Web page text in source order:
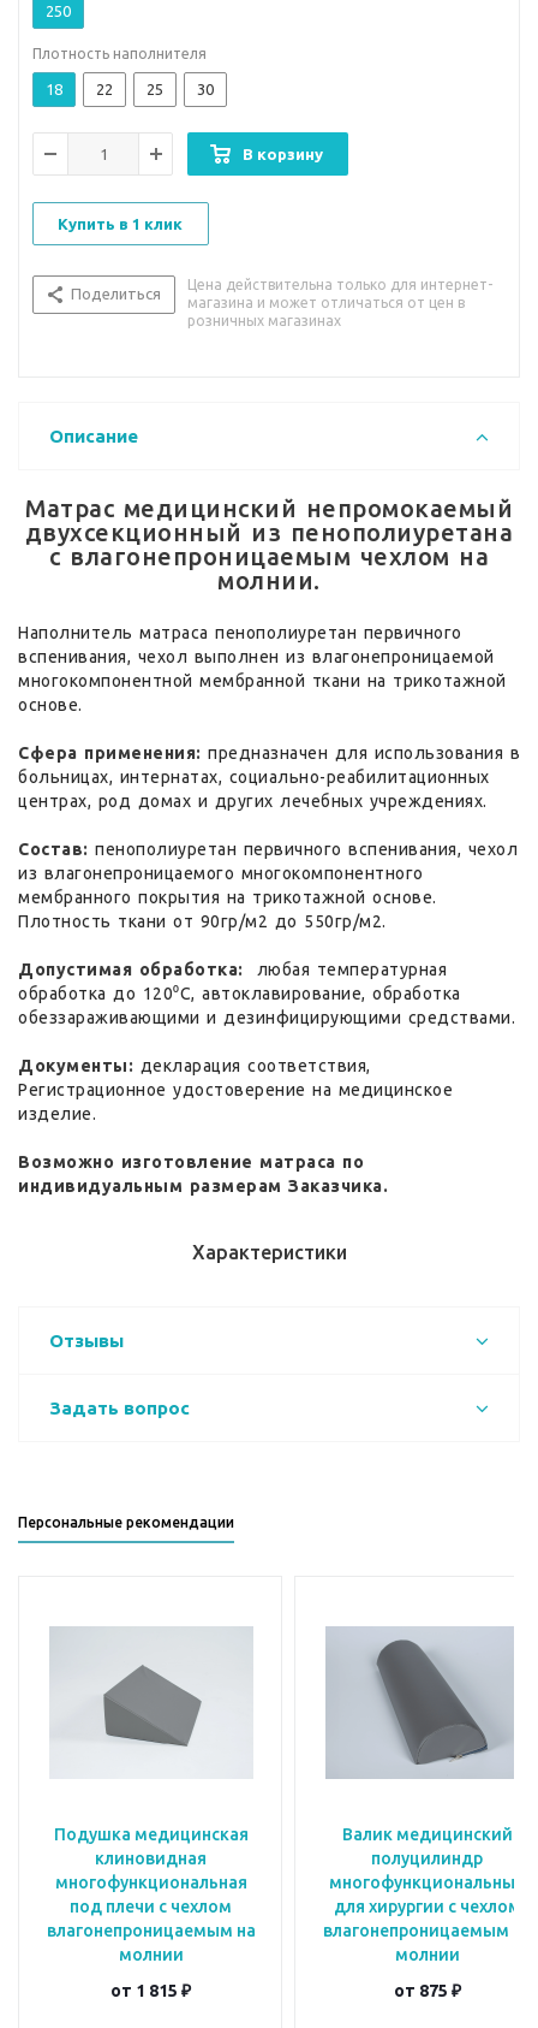
250
Плотность наполнителя
18 22 25 30
В корзину
Купить в 1 клик
Поделиться
Цена действительна только для интернет-
магазина и может отличаться от цен в
розничных магазинах
Описание
Матрас медицинский непромокаемый
двухсекционный из пенополиуретана
с влагонепроницаемым чехлом на
молнии.
Наполнитель матраса пенополиуретан первичного
вспенивания, чехол выполнен из влагонепроницаемой
многокомпонентной мембранной ткани на трикотажной
основе.
Сфера применения: предназначен для использования в
больницах, интернатах, социально-реабилитационных
центрах, род домах и других лечебных учреждениях.
Состав: пенополиуретан первичного вспенивания, чехол
из влагонепроницаемого многокомпонентного
мембранного покрытия на трикотажной основе.
Плотность ткани от 90гр/м2 до 550гр/м2.
Допустимая обработка:
любая температурная
обработка до 120⁰С, автоклавирование, обработка
обеззараживающими и дезинфицирующими средствами.
Документы: декларация соответствия,
Регистрационное удостоверение на медицинское
изделие.
Возможно изготовление матраса по
индивидуальным размерам Заказчика.
Характеристики
Отзывы
Задать вопрос
Персональные рекомендации
Подушка медицинская
клиновидная
многофункциональная
под плечи с чехлом
влагонепроницаемым на
молнии
от 1 815 ₽
Валик медицинский
полуцилиндр
многофункциональный
для хирургии с чехлом
влагонепроницаемым на
молнии
от 875 ₽